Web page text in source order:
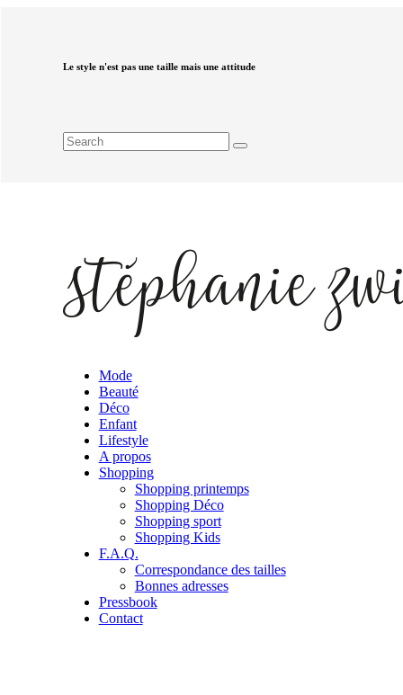
Le style n'est pas une taille mais une attitude
Mode
Beauté
Déco
Enfant
Lifestyle
A propos
Shopping
Shopping printemps
Shopping Déco
Shopping sport
Shopping Kids
F.A.Q.
Correspondance des tailles
Bonnes adresses
Pressbook
Contact